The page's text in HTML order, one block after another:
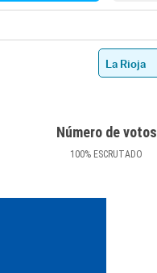
Número de votos
100% ESCRUTADO